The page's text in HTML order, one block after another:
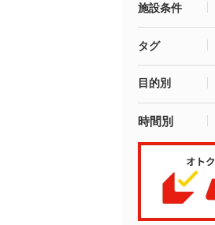
施設条件
タグ
目的別
時間別